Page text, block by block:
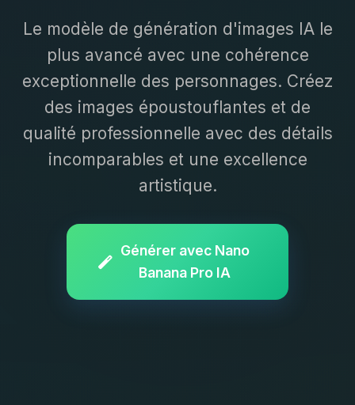
Le modèle de génération d'images IA le
plus avancé avec une cohérence
exceptionnelle des personnages. Créez
des images époustouflantes et de
qualité professionnelle avec des détails
incomparables et une excellence
artistique.
Générer avec Nano
Banana Pro IA